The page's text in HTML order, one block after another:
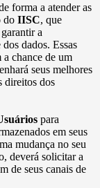
forma a atender as
do IISC, que
a
dados. Essas
a chance de um
seus melhores
direitos dos
para
em seus
mudança no seu
deverá solicitar a
de seus canais de